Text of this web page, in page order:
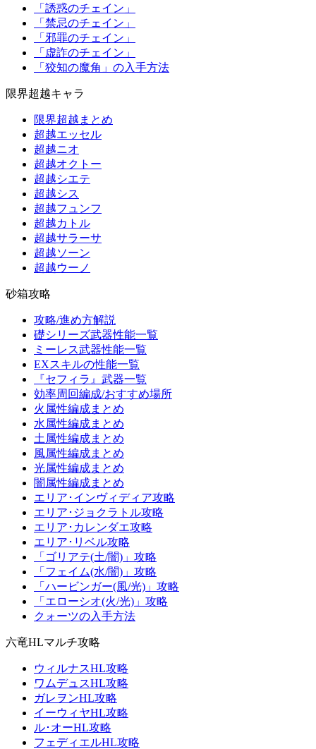
「誘惑のチェイン」
「禁忌のチェイン」
「邪罪のチェイン」
「虚詐のチェイン」
「狡知の魔角」の入手方法
限界超越キャラ
限界超越まとめ
超越エッセル
超越ニオ
超越オクトー
超越シエテ
超越シス
超越フュンフ
超越カトル
超越サラーサ
超越ソーン
超越ウーノ
砂箱攻略
攻略/進め方解説
礎シリーズ武器性能一覧
ミーレス武器性能一覧
EXスキルの性能一覧
『セフィラ』武器一覧
効率周回編成/おすすめ場所
火属性編成まとめ
水属性編成まとめ
土属性編成まとめ
風属性編成まとめ
光属性編成まとめ
闇属性編成まとめ
エリア･インヴィディア攻略
エリア･ジョクラトル攻略
エリア･カレンダエ攻略
エリア･リベル攻略
「ゴリアテ(土/闇)」攻略
「フェイム(水/闇)」攻略
「ハービンガー(風/光)」攻略
「エローシオ(火/光)」攻略
クォーツの入手方法
六竜HLマルチ攻略
ウィルナスHL攻略
ワムデュスHL攻略
ガレヲンHL攻略
イーウィヤHL攻略
ル･オーHL攻略
フェディエルHL攻略